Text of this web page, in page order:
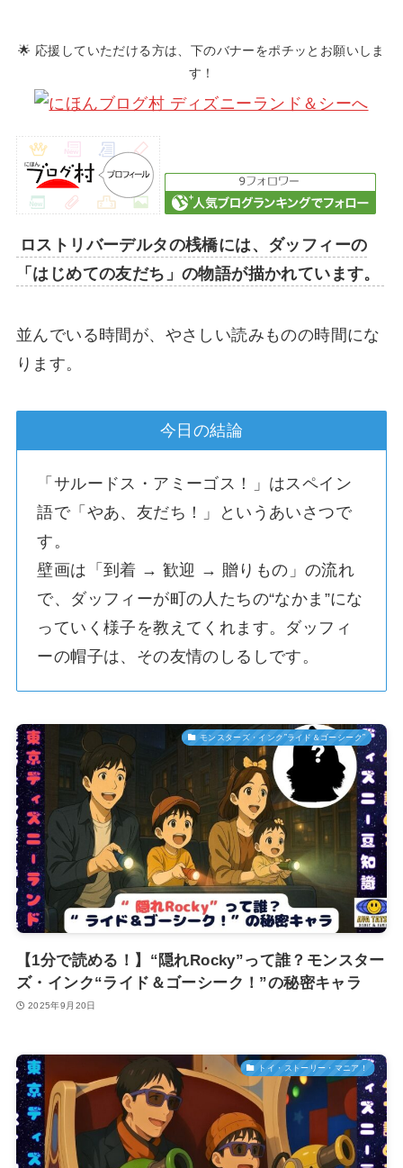
🌟 応援していただける方は、下のバナーをポチッとお願いしま
す！
ロストリバーデルタの桟橋には、ダッフィーの
「はじめての友だち」の物語が描かれています。
並んでいる時間が、やさしい読みものの時間にな
ります。
今日の結論
「サルードス・アミーゴス！」はスペイン
語で「やあ、友だち！」というあいさつで
す。
壁画は「到着 → 歓迎 → 贈りもの」の流れ
で、ダッフィーが町の人たちの“なかま”にな
っていく様子を教えてくれます。ダッフィ
ーの帽子は、その友情のしるしです。
モンスターズ・インク”ライド＆ゴーシーク”
【1分で読める！】“隠れRocky”って誰？モンスター
ズ・インク“ライド＆ゴーシーク！”の秘密キャラ
2025年9月20日
トイ・ストーリー・マニア！